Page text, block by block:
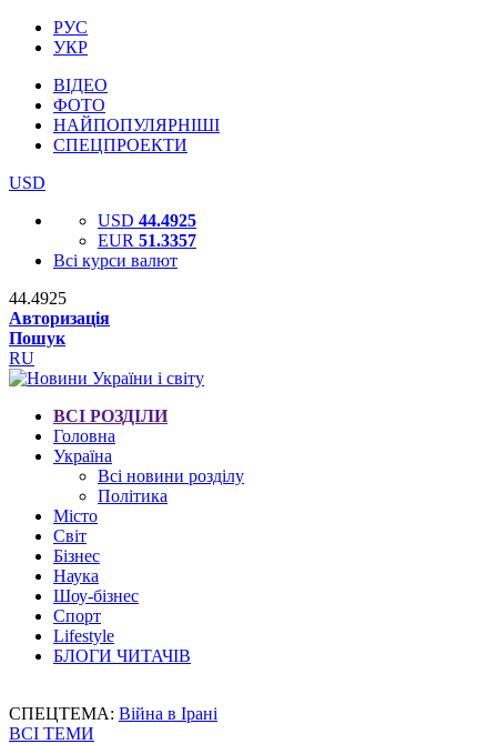
РУС
УКР
ВІДЕО
ФОТО
НАЙПОПУЛЯРНІШІ
СПЕЦПРОЕКТИ
USD
USD 44.4925
EUR 51.3357
Всі курси валют
44.4925
Авторизація
Пошук
RU
ВСІ РОЗДІЛИ
Головна
Україна
Всі новини розділу
Політика
Місто
Світ
Бізнес
Наука
Шоу-бізнес
Спорт
Lifestyle
БЛОГИ ЧИТАЧІВ
СПЕЦТЕМА: Війна в Ірані
ВСІ ТЕМИ